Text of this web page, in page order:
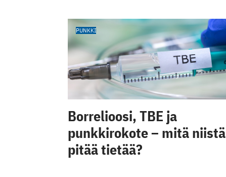
PUNKKI
Borrelioosi, TBE ja
punkkirokote – mitä niistä
pitää tietää?